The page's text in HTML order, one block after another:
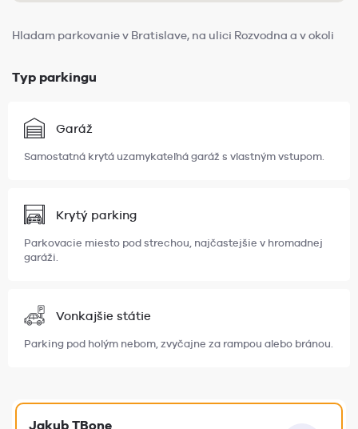
Hladam parkovanie v Bratislave, na ulici Rozvodna a v okoli
Typ parkingu
Garáž
Samostatná krytá uzamykateľná garáž s vlastným vstupom.
Krytý parking
Parkovacie miesto pod strechou, najčastejšie v hromadnej
garáži.
Vonkajšie státie
Parking pod holým nebom, zvyčajne za rampou alebo bránou.
Jakub TBone